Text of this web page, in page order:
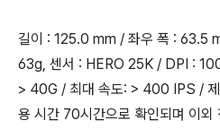
길이 : 125.0 mm / 좌우 폭 : 63.5
63g, 센서 : HERO 25K / DPI :
> 40G / 최대 속도: > 400 IPS /
용 시간 70시간으로 확인되며 이